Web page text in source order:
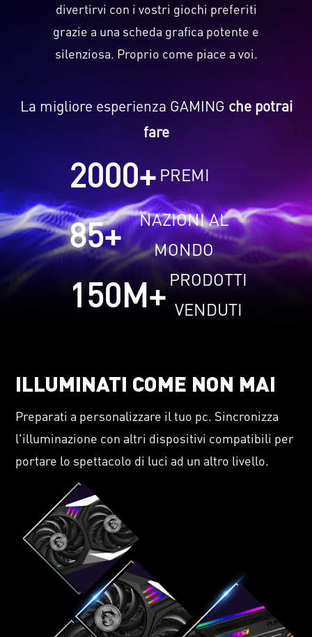
divertirvi con i vostri giochi preferiti
grazie a una scheda grafica potente e
silenziosa. Proprio come piace a voi.
La migliore esperienza GAMING che potrai
fare
2000+ PREMI
85+
NAZIONI AL
MONDO
150M+PRODOTTI
VENDUTI
ILLUMINATI COME NON MAI
Preparati a personalizzare il tuo pc. Sincronizza
l'illuminazione con altri dispositivi compatibili per
portare lo spettacolo di luci ad un altro livello.